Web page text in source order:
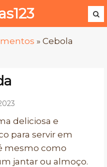
» Cebola
deliciosa e
para servir em
mesmo como
jantar ou almoço.